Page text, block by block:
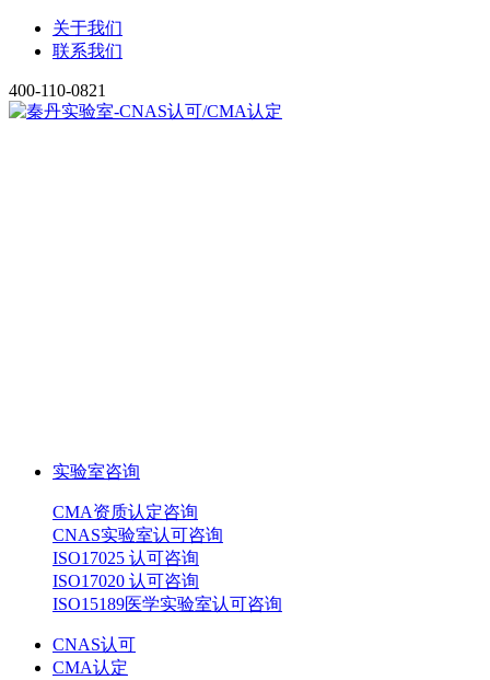
关于我们
联系我们
400-110-0821
实验室咨询
CMA资质认定咨询
CNAS实验室认可咨询
ISO17025 认可咨询
ISO17020 认可咨询
ISO15189医学实验室认可咨询
CNAS认可
CMA认定